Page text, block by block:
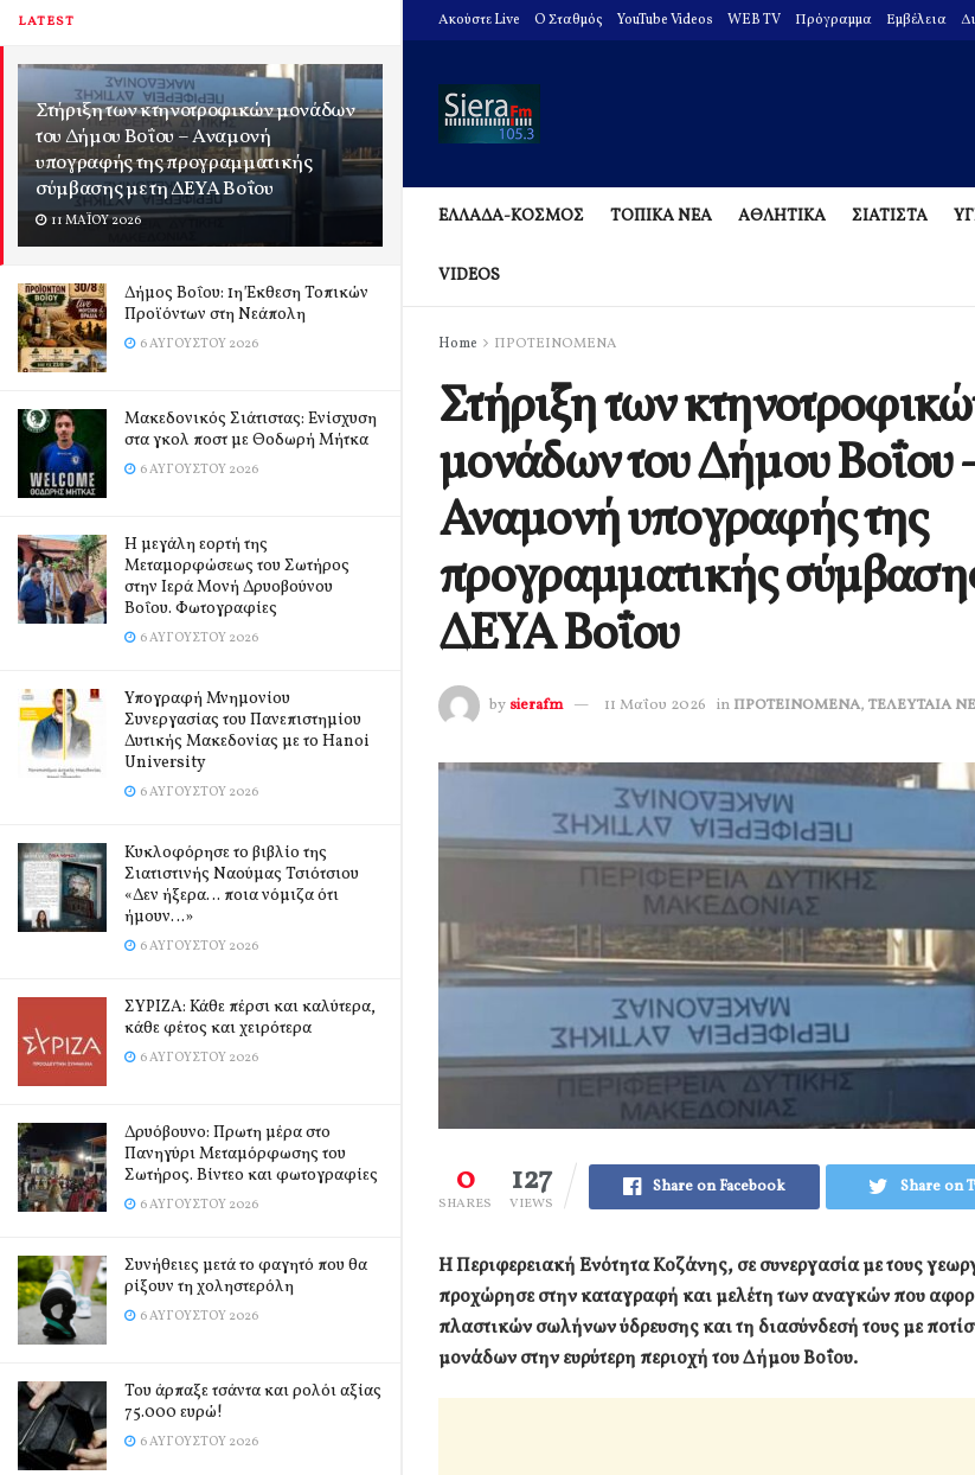
LATEST
Στήριξη των κτηνοτροφικών μονάδων
του Δήμου Βοΐου – Αναμονή
υπογραφής της προγραμματικής
σύμβασης με τη ΔΕΥΑ Βοΐου
11 ΜΑΪ́ΟΥ 2026
Δήμος Βοΐου: 1η Έκθεση Τοπικών
Προϊόντων στη Νεάπολη
6 ΑΥΓΟΎΣΤΟΥ 2026
Μακεδονικός Σιάτιστας: Ενίσχυση
στα γκολ ποστ με Θοδωρή Μήτκα
6 ΑΥΓΟΎΣΤΟΥ 2026
Η μεγάλη εορτή της
Μεταμορφώσεως του Σωτήρος
στην Ιερά Μονή Δρυοβούνου
Βοΐου. Φωτογραφίες
6 ΑΥΓΟΎΣΤΟΥ 2026
Υπογραφή Μνημονίου
Συνεργασίας του Πανεπιστημίου
Δυτικής Μακεδονίας με το Hanoi
University
6 ΑΥΓΟΎΣΤΟΥ 2026
Κυκλοφόρησε το βιβλίο της
Σιατιστινής Ναούμας Τσιότσιου
«Δεν ήξερα… ποια νόμιζα ότι
ήμουν…»
6 ΑΥΓΟΎΣΤΟΥ 2026
ΣΥΡΙΖΑ: Κάθε πέρσι και καλύτερα,
κάθε φέτος και χειρότερα
6 ΑΥΓΟΎΣΤΟΥ 2026
Δρυόβουνο: Πρωτη μέρα στο
Πανηγύρι Μεταμόρφωσης του
Σωτήρος. Βίντεο και φωτογραφίες
6 ΑΥΓΟΎΣΤΟΥ 2026
Συνήθειες μετά το φαγητό που θα
ρίξουν τη χοληστερόλη
6 ΑΥΓΟΎΣΤΟΥ 2026
Του άρπαξε τσάντα και ρολόι αξίας
75.000 ευρώ!
6 ΑΥΓΟΎΣΤΟΥ 2026
Ακούστε Live O Σταθμός YouTube Videos WEB TV Πρόγραμμα Εμβέλεια
ΕΛΛΑΔΑ-ΚΟΣΜΟΣ ΤΟΠΙΚΑ ΝΕΑ ΑΘΛΗΤΙΚΑ ΣΙΑΤΙΣΤΑ
VIDEOS
Home ΠΡΟΤΕΙΝΟΜΕΝΑ
Στήριξη των
μονάδων του Δήμου Βοΐου
Αναμονή υπογραφής της
προγραμματικής
ΔΕΥΑ Βοΐου
by sierafm 11 Μαΐου 2026 in ΠΡΟΤΕΙΝΟΜΕΝΑ, ΤΕΛΕΥΤΑΙΑ
0
SHARES
127
VIEWS
Share on Facebook Share on
Η Περιφερειακή Ενότητα Κοζάνης, σε συνεργασία με τους
προχώρησε στην καταγραφή και μελέτη των αναγκών που
πλαστικών σωλήνων ύδρευσης και τη διασύνδεσή τους με
μονάδων στην ευρύτερη περιοχή του Δήμου Βοΐου.